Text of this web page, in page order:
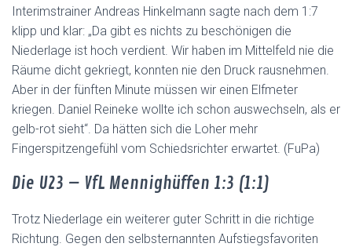
Interimstrainer Andreas Hinkelmann sagte nach dem 1:7
klipp und klar: „Da gibt es nichts zu beschönigen die
Niederlage ist hoch verdient. Wir haben im Mittelfeld nie die
Räume dicht gekriegt, konnten nie den Druck rausnehmen.
Aber in der fünften Minute müssen wir einen Elfmeter
kriegen. Daniel Reineke wollte ich schon auswechseln, als er
gelb-rot sieht“. Da hätten sich die Loher mehr
Fingerspitzengefühl vom Schiedsrichter erwartet. (FuPa)
Die U23 – VfL Mennighüffen 1:3 (1:1)
Trotz Niederlage ein weiterer guter Schritt in die richtige
Richtung. Gegen den selbsternannten Aufstiegsfavoriten